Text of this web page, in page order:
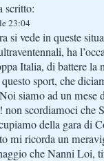
scritto:
23:04
si vede in queste
ha
Italia, di battere
sport, che
siamo ad un mese
scordiamoci che
della gara di
mi ricorda un
che Nanni Loi,